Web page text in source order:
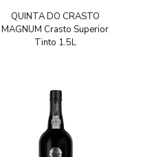
QUINTA DO CRASTO
MAGNUM Crasto Superior
Tinto 1.5L